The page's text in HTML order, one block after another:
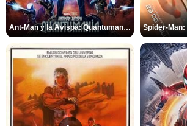
Ant-Man y la Avispa: Quantumanía Tráiler (2)